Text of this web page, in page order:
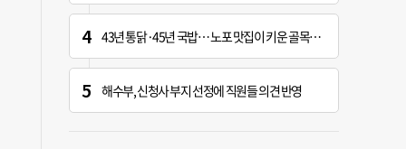
43년 통닭·45년 국밥… 노포 맛집이 키운 골목시장 [골목시장, 다시 장날]
해수부, 신청사 부지 선정에 직원들 의견 반영